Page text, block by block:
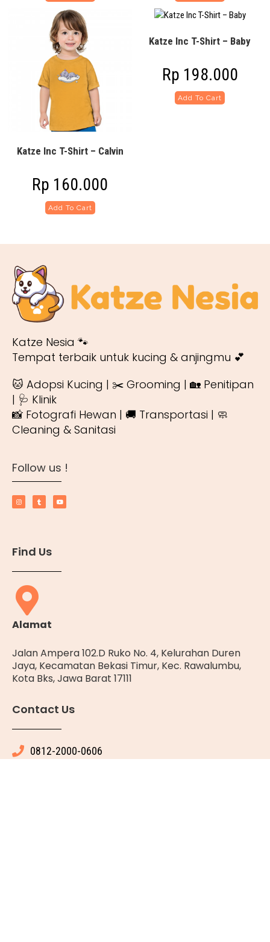
Katze Inc T-Shirt – Calvin
Rp 160.000
Add To Cart
Katze Inc T-Shirt – Baby
Rp 198.000
Add To Cart
Katze Nesia 🐾
Tempat terbaik untuk kucing & anjingmu 💕
🐱 Adopsi Kucing | ✂️ Grooming | 🏡 Penitipan
| 🩺 Klinik
📸 Fotografi Hewan | 🚚 Transportasi | 🧼
Cleaning & Sanitasi
Follow us !
Find Us
Alamat
Jalan Ampera 102.D Ruko No. 4, Kelurahan Duren
Jaya, Kecamatan Bekasi Timur, Kec. Rawalumbu,
Kota Bks, Jawa Barat 17111
Contact Us
0812-2000-0606